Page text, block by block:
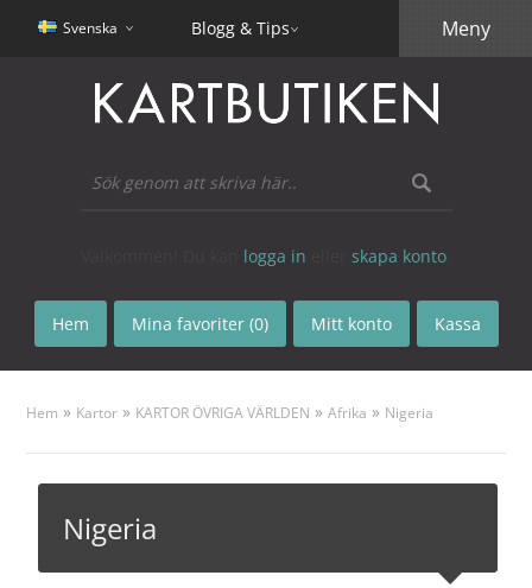
Svenska Blogg & Tips
logga in skapa konto
Hem Mina favoriter (0) Mitt konto Kassa
Meny
Hem » Kartor » KARTOR ÖVRIGA VÄRLDEN »Afrika » Nigeria
Nigeria